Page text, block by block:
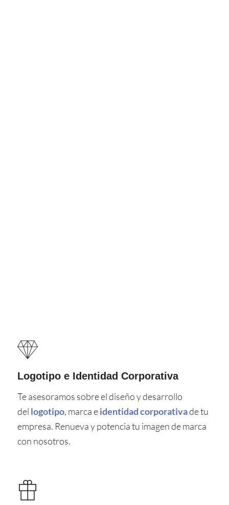
Logotipo e Identidad Corporativa
Te asesoramos sobre el diseño y desarrollo
del logotipo, marca eidentidad corporativade tu
empresa. Renueva y potencia tu imagen de marca
con nosotros.